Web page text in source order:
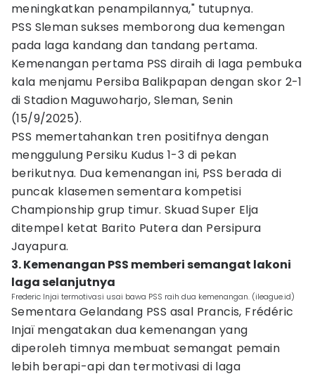
meningkatkan penampilannya," tutupnya.
PSS Sleman sukses memborong dua kemengan
pada laga kandang dan tandang pertama.
Kemenangan pertama PSS diraih di laga pembuka
kala menjamu Persiba Balikpapan dengan skor 2-1
di Stadion Maguwoharjo, Sleman, Senin
(15/9/2025).
PSS memertahankan tren positifnya dengan
menggulung Persiku Kudus 1-3 di pekan
berikutnya. Dua kemenangan ini, PSS berada di
puncak klasemen sementara kompetisi
Championship grup timur. Skuad Super Elja
ditempel ketat Barito Putera dan Persipura
Jayapura.
3. Kemenangan PSS memberi semangat lakoni
laga selanjutnya
Frederic Injai termotivasi usai bawa PSS raih dua kemenangan. (ileague.id)
Sementara Gelandang PSS asal Prancis, Frédéric
Injaï mengatakan dua kemenangan yang
diperoleh timnya membuat semangat pemain
lebih berapi-api dan termotivasi di laga